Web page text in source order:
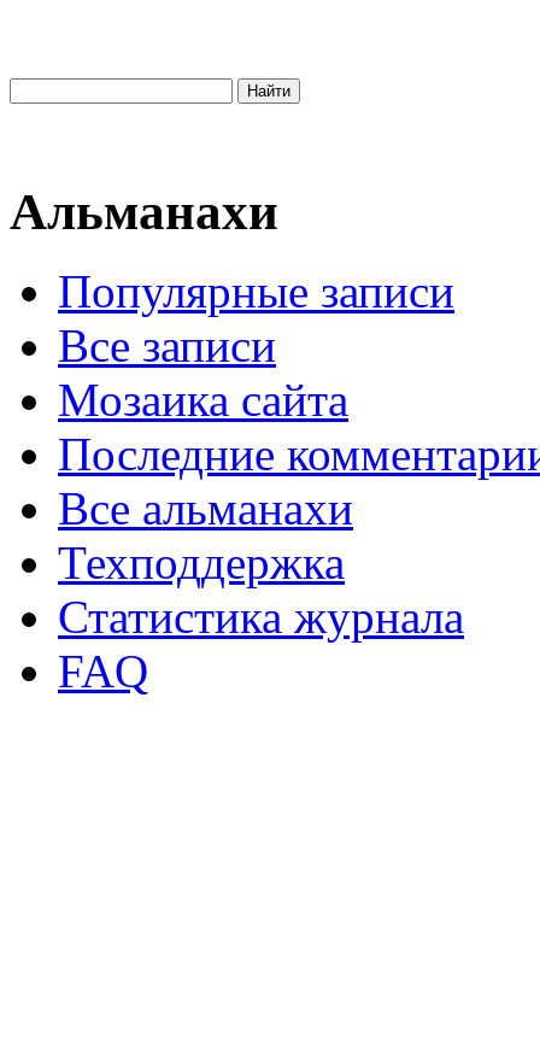
Альманахи
Популярные записи
Все записи
Мозаика сайта
Последние
Все альманахи
Техподдержка
Статистика журнала
FAQ